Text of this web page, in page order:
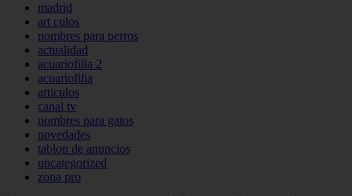
madrid
art culos
nombres para perros
actualidad
acuariofilia 2
acuariofilia
articulos
canal tv
nombres para gatos
novedades
tablon de anuncios
uncategorized
zona pro